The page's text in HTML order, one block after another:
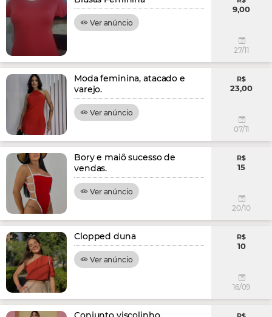
Ver anúncio
9,00
27/11
Moda feminina, atacado e
varejo.
Ver anúncio
R$
23,00
07/11
Bory e maiô sucesso de
vendas.
Ver anúncio
R$
15
20/10
Clopped duna
Ver anúncio
R$
10
16/09